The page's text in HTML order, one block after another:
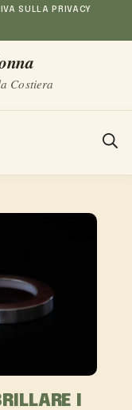
SULLA PRIVACY
Costiera
I